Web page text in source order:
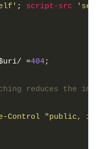
; script-src
=404
Control "public,